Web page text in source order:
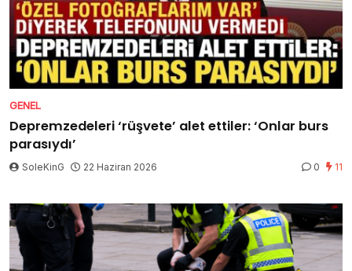
GENEL
Depremzedeleri ‘rüşvete’ alet ettiler: ‘Onlar burs
parasıydı’
SoleKinG 22 Haziran 2026 0 11